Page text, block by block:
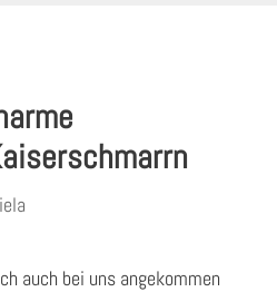
auch bei uns angekommen